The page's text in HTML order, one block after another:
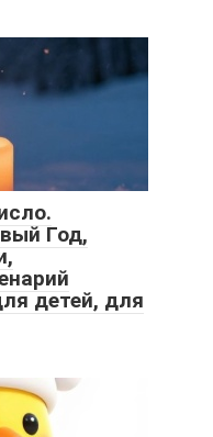
Год,
детей, для